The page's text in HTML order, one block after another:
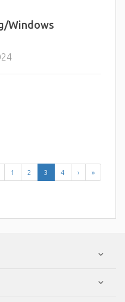
Windows
1 2 3 4 › »